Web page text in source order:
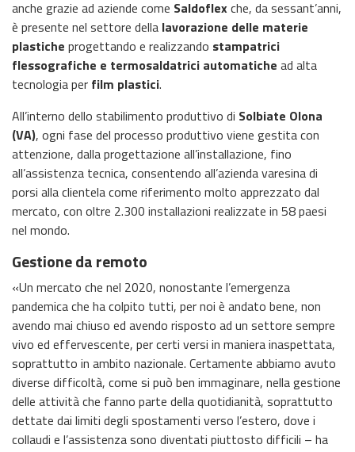
anche grazie ad aziende come Saldoflexche, da sessant’anni,
è presente nel settore della lavorazione delle materie
plastiche progettando e realizzando stampatrici
flessografiche e termosaldatrici automatiche ad alta
tecnologia per film plastici.
All’interno dello stabilimento produttivo di Solbiate Olona
(VA), ogni fase del processo produttivo viene gestita con
attenzione, dalla progettazione all’installazione, fino
all’assistenza tecnica, consentendo all’azienda varesina di
porsi alla clientela come riferimento molto apprezzato dal
mercato, con oltre 2.300 installazioni realizzate in 58 paesi
nel mondo.
Gestione da remoto
«Un mercato che nel 2020, nonostante l’emergenza
pandemica che ha colpito tutti, per noi è andato bene, non
avendo mai chiuso ed avendo risposto ad un settore sempre
vivo ed effervescente, per certi versi in maniera inaspettata,
soprattutto in ambito nazionale. Certamente abbiamo avuto
diverse difficoltà, come si può ben immaginare, nella gestione
delle attività che fanno parte della quotidianità, soprattutto
dettate dai limiti degli spostamenti verso l’estero, dove i
collaudi e l’assistenza sono diventati piuttosto difficili – ha